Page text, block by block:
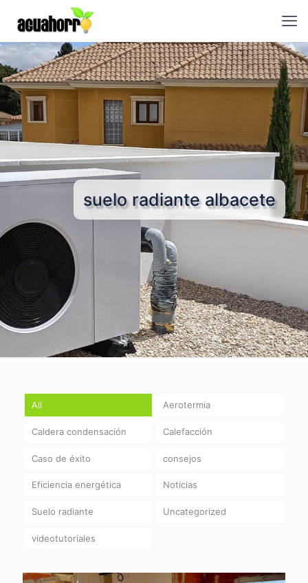
suelo radiante albacete
All Aerotermia
Caldera condensación Calefacción
Caso de éxito consejos
Eficiencia energética Noticias
Suelo radiante Uncategorized
videotutoriales